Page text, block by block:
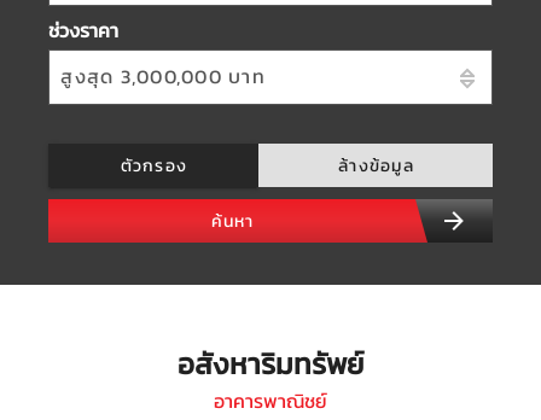
ช่วงราคา
สูงสุด 3,000,000 บาท
ตัวกรอง ล้างข้อมูล
ค้นหา
อสังหาริมทรัพย์
อาคารพาณิชย์